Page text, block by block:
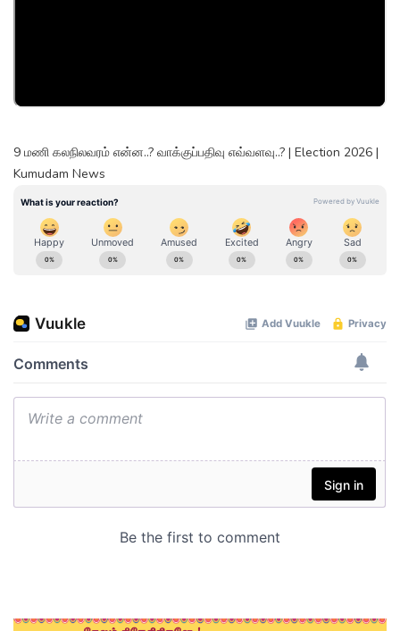
9 மணி கலநிலவரம் என்ன..? வாக்குப்பதிவு எவ்வளவு..? | Election 2026 |
Kumudam News